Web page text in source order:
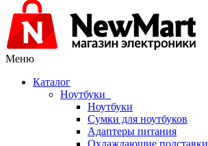
Меню
Каталог
Ноутбуки
Ноутбуки
Сумки для ноутбуков
Адаптеры питания
Охлаждающие подставки